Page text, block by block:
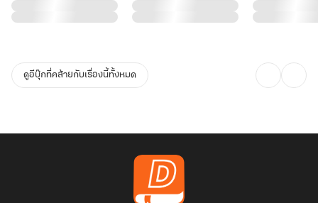
ดูอีบุ๊กที่คล้ายกับเรื่องนี้ทั้งหมด